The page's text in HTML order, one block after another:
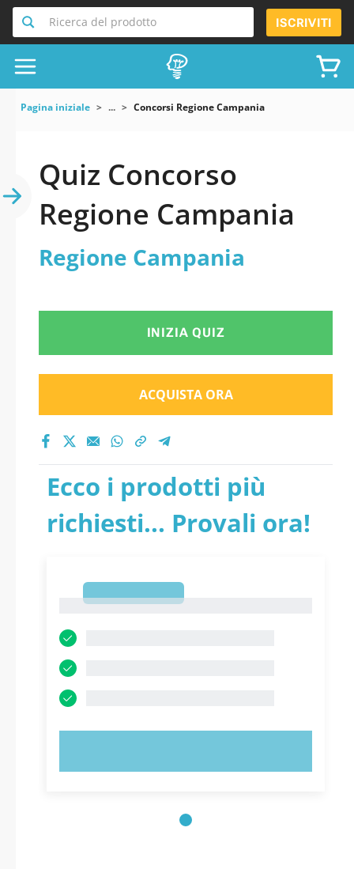
Ricerca del prodotto ISCRIVITI
Pagina iniziale ... Concorsi Regione Campania
Quiz Concorso
Regione Campania
Regione Campania
INIZIA QUIZ
ACQUISTA ORA
Ecco i prodotti più
richiesti... Provali ora!